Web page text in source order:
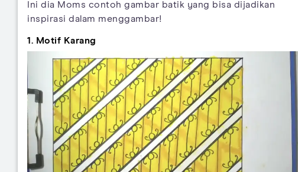
Ini dia Moms contoh gambar batik yang bisa dijadikan
inspirasi dalam menggambar!
1. Motif Karang